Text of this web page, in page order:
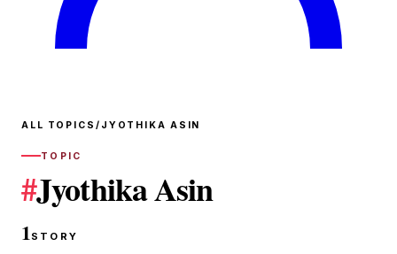
ALL TOPICS / JYOTHIKA ASIN
TOPIC
#Jyothika Asin
1STORY